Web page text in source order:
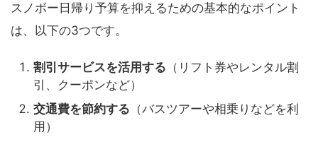
スノボー日帰り予算を抑えるための基本的なポイント
は、以下の3つです。
割引サービスを活用する （リフト券やレンタル割
引、クーポンなど）
交通費を節約する （バスツアーや相乗りなどを利
用）